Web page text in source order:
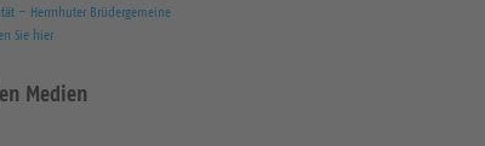
– Herrnhuter Brüdergemeine
Sie hier
Medien